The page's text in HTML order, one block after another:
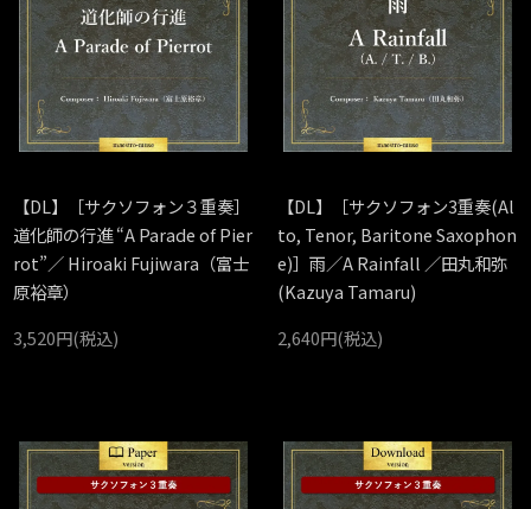
【DL】［サクソフォン３重奏］
道化師の行進 “A Parade of Pier
rot”／ Hiroaki Fujiwara（富士
原裕章）
3,520円(税込)
【DL】［サクソフォン3重奏(Al
to, Tenor, Baritone Saxophon
e)］雨／A Rainfall ／田丸和弥
(Kazuya Tamaru)
2,640円(税込)